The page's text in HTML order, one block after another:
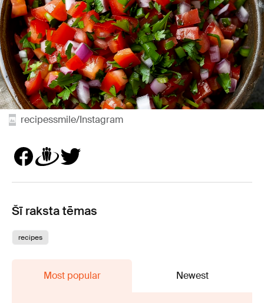
recipessmile/Instagram
Šī raksta tēmas
recipes
Most popular Newest